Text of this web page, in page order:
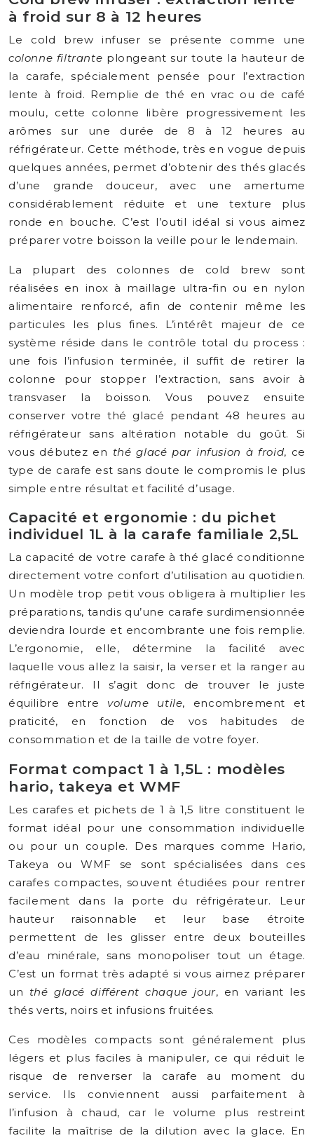
à froid sur 8 à 12 heures
Le cold brew infuser se présente comme une
colonne filtrante plongeant sur toute la hauteur de
la carafe, spécialement pensée pour l’extraction
lente à froid. Remplie de thé en vrac ou de café
moulu, cette colonne libère progressivement les
arômes sur une durée de 8 à 12 heures au
réfrigérateur. Cette méthode, très en vogue depuis
quelques années, permet d’obtenir des thés glacés
d’une grande douceur, avec une amertume
considérablement réduite et une texture plus
ronde en bouche. C’est l’outil idéal si vous aimez
préparer votre boisson la veille pour le lendemain.
La plupart des colonnes de cold brew sont
réalisées en inox à maillage ultra-fin ou en nylon
alimentaire renforcé, afin de contenir même les
particules les plus fines. L’intérêt majeur de ce
système réside dans le contrôle total du process :
une fois l’infusion terminée, il suffit de retirer la
colonne pour stopper l’extraction, sans avoir à
transvaser la boisson. Vous pouvez ensuite
conserver votre thé glacé pendant 48 heures au
réfrigérateur sans altération notable du goût. Si
vous débutez en thé glacé par infusion à froid, ce
type de carafe est sans doute le compromis le plus
simple entre résultat et facilité d’usage.
Capacité et ergonomie : du pichet
individuel 1L à la carafe familiale 2,5L
La capacité de votre carafe à thé glacé conditionne
directement votre confort d’utilisation au quotidien.
Un modèle trop petit vous obligera à multiplier les
préparations, tandis qu’une carafe surdimensionnée
deviendra lourde et encombrante une fois remplie.
L’ergonomie, elle, détermine la facilité avec
laquelle vous allez la saisir, la verser et la ranger au
réfrigérateur. Il s’agit donc de trouver le juste
équilibre entre volume utile, encombrement et
praticité, en fonction de vos habitudes de
consommation et de la taille de votre foyer.
Format compact 1 à 1,5L : modèles
hario, takeya et WMF
Les carafes et pichets de 1 à 1,5 litre constituent le
format idéal pour une consommation individuelle
ou pour un couple. Des marques comme Hario,
Takeya ou WMF se sont spécialisées dans ces
carafes compactes, souvent étudiées pour rentrer
facilement dans la porte du réfrigérateur. Leur
hauteur raisonnable et leur base étroite
permettent de les glisser entre deux bouteilles
d’eau minérale, sans monopoliser tout un étage.
C’est un format très adapté si vous aimez préparer
un thé glacé différent chaque jour, en variant les
thés verts, noirs et infusions fruitées.
Ces modèles compacts sont généralement plus
légers et plus faciles à manipuler, ce qui réduit le
risque de renverser la carafe au moment du
service. Ils conviennent aussi parfaitement à
l’infusion à chaud, car le volume plus restreint
facilite la maîtrise de la dilution avec la glace. En